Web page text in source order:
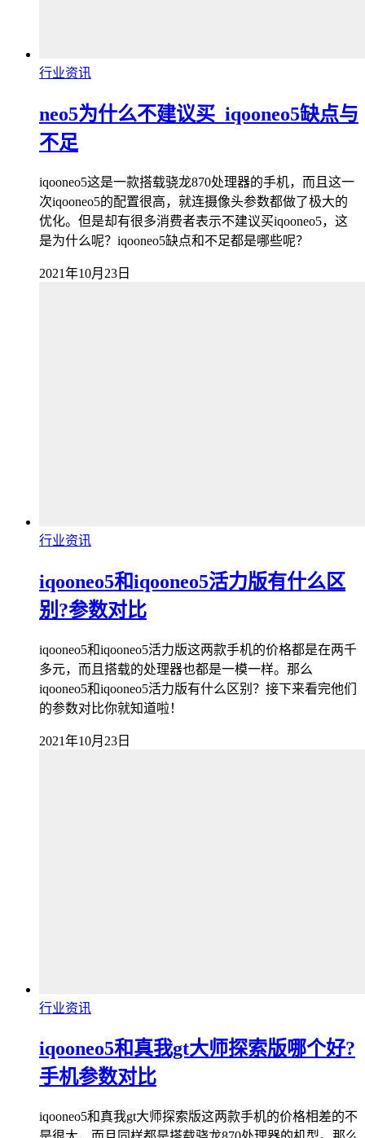
行业资讯
neo5为什么不建议买_iqooneo5缺点与
不足
iqooneo5这是一款搭载骁龙870处理器的手机，而且这一
次iqooneo5的配置很高，就连摄像头参数都做了极大的
优化。但是却有很多消费者表示不建议买iqooneo5，这
是为什么呢？iqooneo5缺点和不足都是哪些呢？
2021年10月23日
行业资讯
iqooneo5和iqooneo5活力版有什么区
别?参数对比
iqooneo5和iqooneo5活力版这两款手机的价格都是在两千
多元，而且搭载的处理器也都是一模一样。那么
iqooneo5和iqooneo5活力版有什么区别？接下来看完他们
的参数对比你就知道啦！
2021年10月23日
行业资讯
iqooneo5和真我gt大师探索版哪个好?
手机参数对比
iqooneo5和真我gt大师探索版这两款手机的价格相差的不